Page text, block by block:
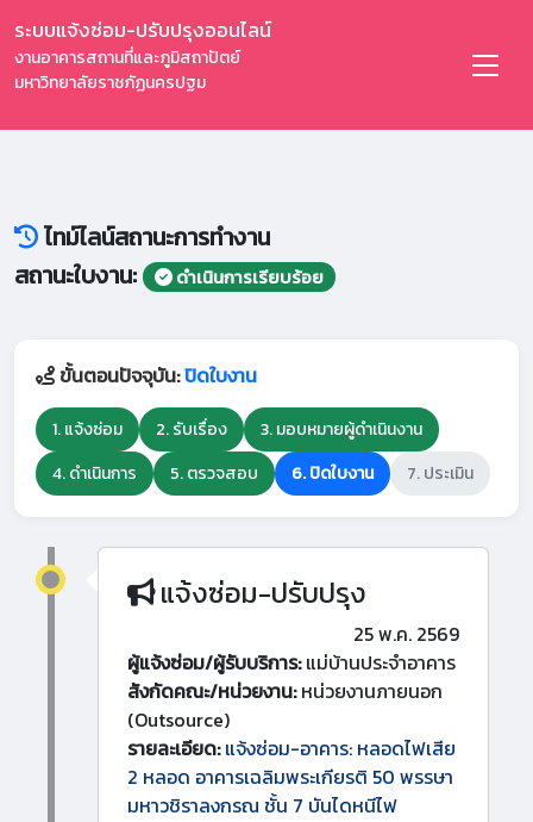
ระบบแจ้งซ่อม-ปรับปรุงออนไลน์
งานอาคารสถานที่และภูมิสถาปัตย์
มหาวิทยาลัยราชภัฏนครปฐม
ไทม์ไลน์สถานะการทำงาน
สถานะใบงาน:
ดำเนินการเรียบร้อย
ขั้นตอนปัจจุบัน:ปิดใบงาน
1. แจ้งซ่อม 2. รับเรื่อง
3. มอบหมายผู้ดำเนินงาน
4. ดำเนินการ
5. ตรวจสอบ 6. ปิดใบงาน 7. ประเมิน
แจ้งซ่อม-ปรับปรุง
25 พ.ค. 2569
ผู้แจ้งซ่อม/ผู้รับบริการ:แม่บ้านประจำอาคาร
สังกัดคณะ/หน่วยงาน:หน่วยงานภายนอก
(Outsource)
รายละเอียด: แจ้งซ่อม-อาคาร: หลอดไฟเสีย
2 หลอด อาคารเฉลิมพระเกียรติ 50 พรรษา
มหาวชิราลงกรณ ชั้น 7 บันไดหนีไฟ